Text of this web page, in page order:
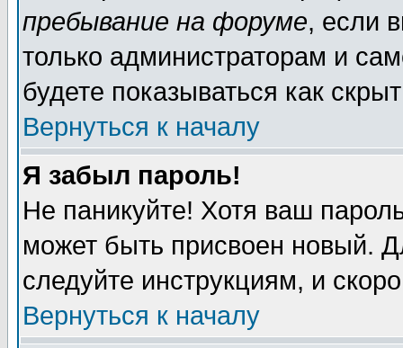
пребывание на форуме, если
только администраторам и
будете показываться как
Вернуться к началу
Я забыл пароль!
Не паникуйте! Хотя ваш
может быть присвоен новый.
следуйте инструкциям, и
Вернуться к началу